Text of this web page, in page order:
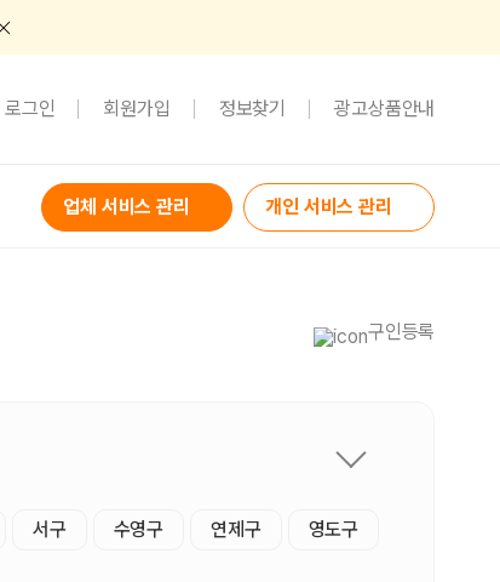
로그인 회원가입 정보찾기 광고상품안내
업체 서비스 관리 개인 서비스 관리
구인등록
서구 수영구 연제구 영도구